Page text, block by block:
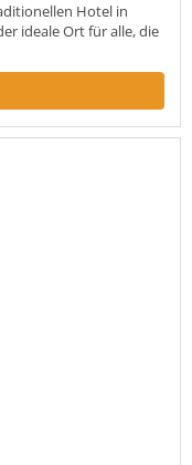
Hotel in
ideale Ort für alle, die